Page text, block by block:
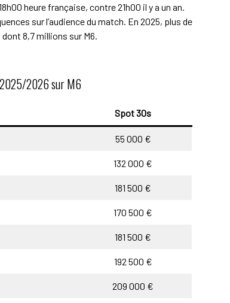
heure française, contre 21h00 il y a un an.
sur l’audience du match. En 2025, plus de
8,7 millions sur M6.
2025/2026 sur M6
Spot 30s
55 000 €
132 000 €
181 500 €
170 500 €
181 500 €
192 500 €
209 000 €